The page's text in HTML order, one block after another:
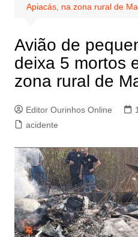
d
Apiacás, na zona rural de
Avião de
deixa 5 mortos
zona rural de
Editor Ourinhos Online
acidente